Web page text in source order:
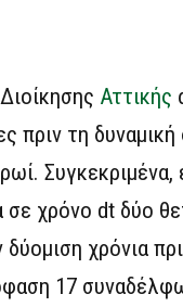
Αττικής
πριν τη
σε χρόνο dt δύο
χρόνια
17